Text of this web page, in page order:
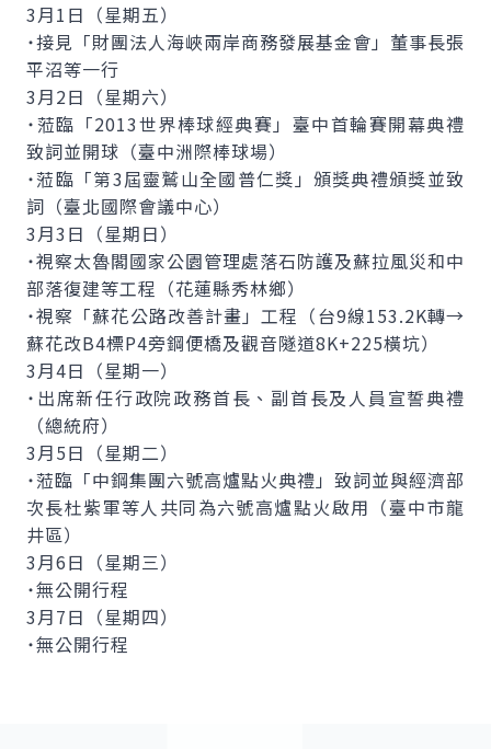
3月1日（星期五）
˙接見「財團法人海峽兩岸商務發展基金會」董事長張
平沼等一行
3月2日（星期六）
˙蒞臨「2013世界棒球經典賽」臺中首輪賽開幕典禮
致詞並開球（臺中洲際棒球場）
˙蒞臨「第3屆靈鷲山全國普仁獎」頒獎典禮頒獎並致
詞（臺北國際會議中心）
3月3日（星期日）
˙視察太魯閣國家公園管理處落石防護及蘇拉風災和中
部落復建等工程（花蓮縣秀林鄉）
˙視察「蘇花公路改善計畫」工程（台9線153.2K轉→
蘇花改B4標P4旁鋼便橋及觀音隧道8K+225橫坑）
3月4日（星期一）
˙出席新任行政院政務首長、副首長及人員宣誓典禮
（總統府）
3月5日（星期二）
˙蒞臨「中鋼集團六號高爐點火典禮」致詞並與經濟部
次長杜紫軍等人共同為六號高爐點火啟用（臺中市龍
井區）
3月6日（星期三）
˙無公開行程
3月7日（星期四）
˙無公開行程